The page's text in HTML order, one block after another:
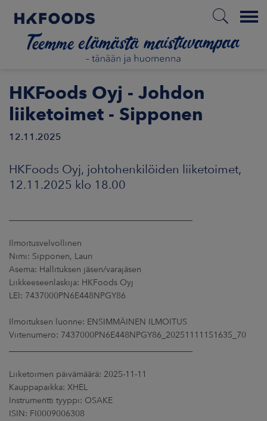
Menu
ETUSIVU
MEISTÄ
UUTISHUONE
HKFoods Oyj - Johdon
liiketoimet - Sipponen
12.11.2025
HKFoods Oyj, johtohenkilöiden liiketoimet,
12.11.2025 klo 18.00
Ilmoitusvelvollinen
Nimi: Sipponen, Lauri
Asema: Hallituksen jäsen/varajäsen
Liikkeeseenlaskija: HKFoods Oyj
LEI: 7437000PN6E448NPGY86
Ilmoituksen luonne: ENSIMMÄINEN ILMOITUS
Viitenumero: 7437000PN6E448NPGY86_20251111151635_70
Liiketoimen päivämäärä: 2025-11-11
Kauppapaikka: XHEL
Instrumentti tyyppi: OSAKE
ISIN: FI0009006308